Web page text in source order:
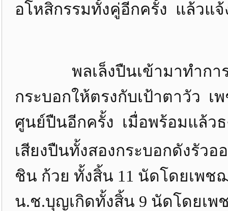
อโหสิกรรมทั้งคู่อีกครั้ง แล้วแ
พลเล็งปืนเข้ามาทำการบ
กระบอกให้ตรงกับเป้าตาวัว
ศูนย์ปืนอีกครั้ง เมื่อพร้อมแล้วธ
เสียงปืนทั้งสองกระบอกดังรัว
ชิน ก้วย ทั้งสิ้น 11 นัดโดยเพ
น.ช.บุญเกิดทั้งสิ้น 9 นัดโดยเ